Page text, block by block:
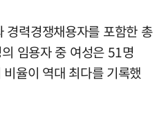
경력경쟁채용자를 포함한 총
임용자 중 여성은 51명
율이 역대 최다를 기록했